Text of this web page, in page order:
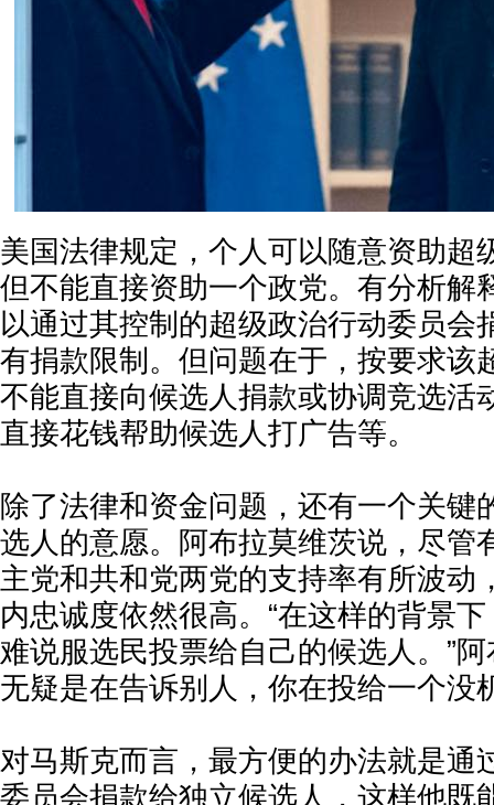
美国法律规定，个人可以随意资助超
但不能直接资助一个政党。有分析解
以通过其控制的超级政治行动委员会
有捐款限制。但问题在于，按要求该
不能直接向候选人捐款或协调竞选活
直接花钱帮助候选人打广告等。
除了法律和资金问题，还有一个关键
选人的意愿。阿布拉莫维茨说，尽管
主党和共和党两党的支持率有所波动
内忠诚度依然很高。“在这样的背景
难说服选民投票给自己的候选人。”
无疑是在告诉别人，你在投给一个没
对马斯克而言，最方便的办法就是通
委员会捐款给独立候选人，这样他既